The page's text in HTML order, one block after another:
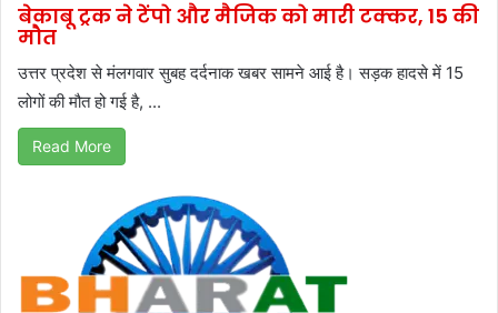
बेकाबू ट्रक ने टेंपो और मैजिक को मारी टक्कर, 15 की
मौत
उत्तर प्रदेश से मंलगवार सुबह दर्दनाक खबर सामने आई है। सड़क हादसे में 15
लोगों की मौत हो गई है, ...
Read More